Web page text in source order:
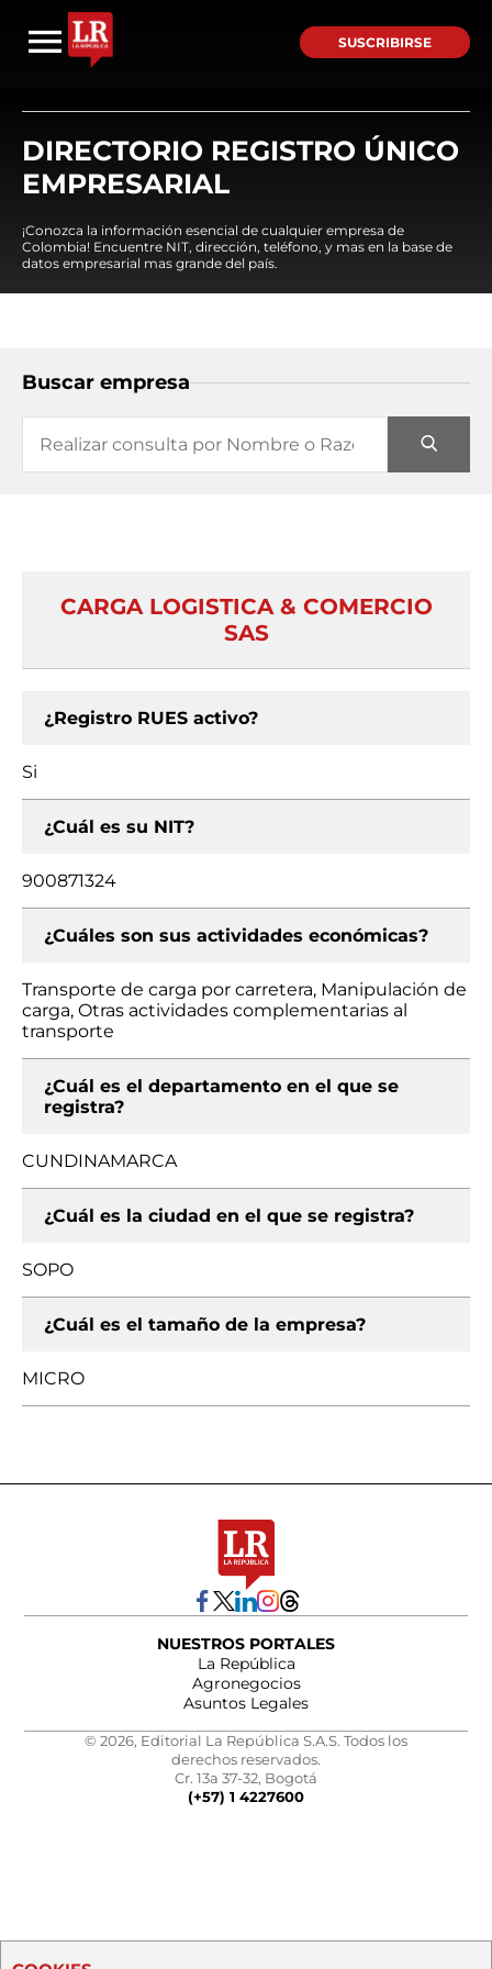
SUSCRIBIRSE
DIRECTORIO REGISTRO ÚNICO
EMPRESARIAL
¡Conozca la información esencial de cualquier empresa de
Colombia! Encuentre NIT, dirección, teléfono, y mas en la base de
datos empresarial mas grande del país.
Buscar empresa
CARGA LOGISTICA & COMERCIO
SAS
¿Registro RUES activo?
Si
¿Cuál es su NIT?
900871324
¿Cuáles son sus actividades económicas?
Transporte de carga por carretera, Manipulación de
carga, Otras actividades complementarias al
transporte
¿Cuál es el departamento en el que se
registra?
CUNDINAMARCA
¿Cuál es la ciudad en el que se registra?
SOPO
¿Cuál es el tamaño de la empresa?
MICRO
NUESTROS PORTALES
La República
Agronegocios
Asuntos Legales
© 2026, Editorial La República S.A.S. Todos los
derechos reservados.
Cr. 13a 37-32, Bogotá
(+57) 1 4227600